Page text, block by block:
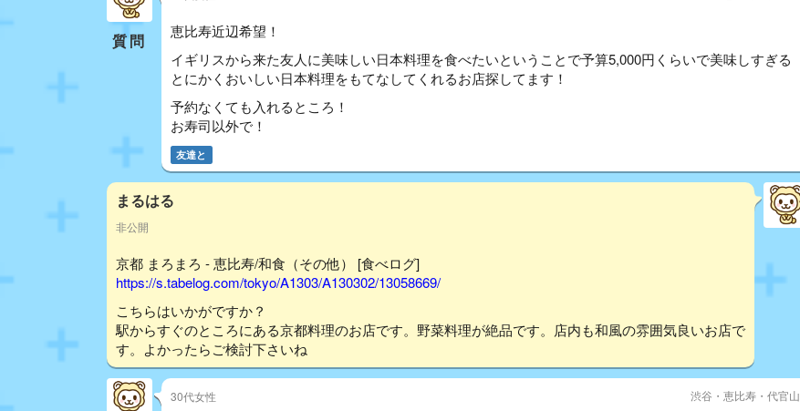
質問
恵比寿近辺希望！
イギリスから来た友人に美味しい日本料理を食べたいということで予算5,000円くらいで美味しすぎる
とにかくおいしい日本料理をもてなしてくれるお店探してます！
予約なくても入れるところ！
お寿司以外で！
友達と
まるはる
非公開
京都 まろまろ - 恵比寿/和食（その他） [食べログ]
https://s.tabelog.com/tokyo/A1303/A130302/13058669/
こちらはいかがですか？
駅からすぐのところにある京都料理のお店です。野菜料理が絶品です。店内も和風の雰囲気良いお店で
す。よかったらご検討下さいね
30代女性 渋谷・恵比寿・代官山